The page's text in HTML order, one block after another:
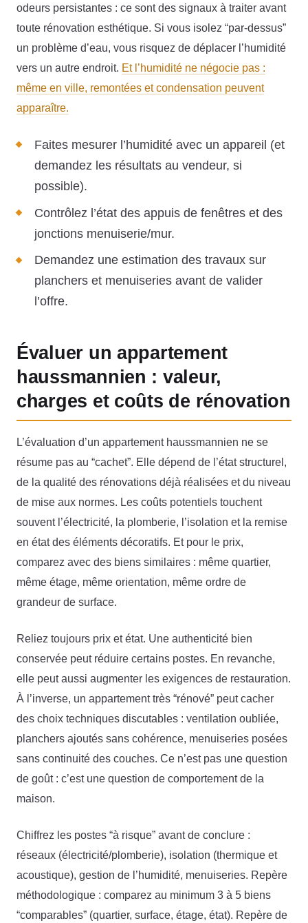
odeurs persistantes : ce sont des signaux à traiter avant
toute rénovation esthétique. Si vous isolez “par-dessus”
un problème d’eau, vous risquez de déplacer l’humidité
vers un autre endroit. Et l’humidité ne négocie pas :
même en ville, remontées et condensation peuvent
apparaître.
Faites mesurer l’humidité avec un appareil (et
demandez les résultats au vendeur, si
possible).
Contrôlez l’état des appuis de fenêtres et des
jonctions menuiserie/mur.
Demandez une estimation des travaux sur
planchers et menuiseries avant de valider
l’offre.
Évaluer un appartement
haussmannien : valeur,
charges et coûts de rénovation
L’évaluation d’un appartement haussmannien ne se
résume pas au “cachet”. Elle dépend de l’état structurel,
de la qualité des rénovations déjà réalisées et du niveau
de mise aux normes. Les coûts potentiels touchent
souvent l’électricité, la plomberie, l’isolation et la remise
en état des éléments décoratifs. Et pour le prix,
comparez avec des biens similaires : même quartier,
même étage, même orientation, même ordre de
grandeur de surface.
Reliez toujours prix et état. Une authenticité bien
conservée peut réduire certains postes. En revanche,
elle peut aussi augmenter les exigences de restauration.
À l’inverse, un appartement très “rénové” peut cacher
des choix techniques discutables : ventilation oubliée,
planchers ajoutés sans cohérence, menuiseries posées
sans continuité des couches. Ce n’est pas une question
de goût : c’est une question de comportement de la
maison.
Chiffrez les postes “à risque” avant de conclure :
réseaux (électricité/plomberie), isolation (thermique et
acoustique), gestion de l’humidité, menuiseries. Repère
méthodologique : comparez au minimum 3 à 5 biens
“comparables” (quartier, surface, étage, état). Repère de